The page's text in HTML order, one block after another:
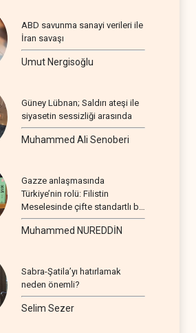
ABD savunma sanayi verileri ile
İran savaşı
Umut Nergisoğlu
Güney Lübnan; Saldırı ateşi ile
siyasetin sessizliği arasında
Muhammed Ali Senoberi
Gazze anlaşmasında
Türkiye’nin rolü: Filistin
Meselesinde çifte standartlı bir
seyir
Muhammed NUREDDİN
Sabra-Şatila’yı hatırlamak
neden önemli?
Selim Sezer